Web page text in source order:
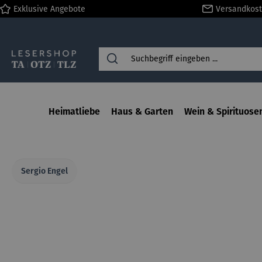
Zur Hauptnavigation springen
Exklusive Angebote
Heimatliebe Haus & Garten Wein &
Sergio Engel